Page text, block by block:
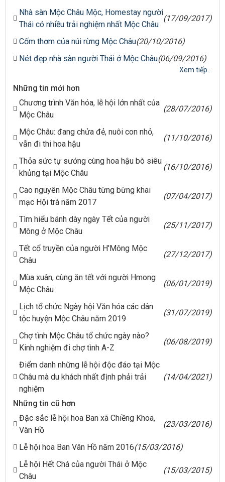
Nhà sàn Mộc Châu Mộc, Homestay người
Thái có nhiều trải nghiệm nhất Mộc Châu
(17/09/2017)
Cốm thơm của núi rừng Mộc Châu(20/10/2016)
Nét đẹp nhà sàn người Thái ở Mộc Châu(06/09/2016)
Xem tiếp...
Những tin mới hơn
Chương trình Văn hóa, lễ hội lớn nhất của
Mộc Châu
(28/07/2016)
Mộc Châu: đang chửa đẻ, nuôi con nhỏ,
vẫn đi thi hoa hậu
(11/10/2016)
Thỏa sức tự sướng cùng hoa hậu bò siêu
khủng tại Mộc Châu
(16/10/2016)
Cao nguyên Mộc Châu từng bừng khai
mạc Hội trà năm 2017
(07/04/2017)
Tìm hiểu bánh dày ngày Tết của người
Mông ở Mộc Châu
(25/11/2017)
Tết cổ truyền của người H'Mông Mộc
Châu
(27/12/2017)
Mùa xuân, cùng ăn tết với người Hmong
Mộc Châu
(06/01/2019)
Lịch tổ chức Ngày hội Văn hóa các dân
tộc huyện Mộc Châu năm 2019
(31/07/2019)
Chợ tình Mộc Châu tổ chức ngày nào?
Kinh nghiệm đi chợ tình A-Z
(06/08/2019)
Điểm danh những lễ hội độc đáo tại Mộc
Châu mà du khách nhất định phải trải
nghiệm
(14/04/2021)
Những tin cũ hơn
Đặc sắc lễ hội hoa Ban xã Chiềng Khoa,
Vân Hồ
(23/03/2016)
Lễ hội hoa Ban Vân Hồ năm 2016(15/03/2016)
Lễ hội Hết Chá của người Thái ở Mộc
Châu
(15/03/2015)